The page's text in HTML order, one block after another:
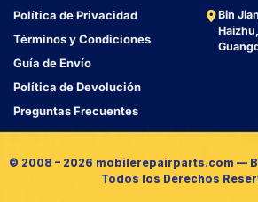
Política de Privacidad
Términos y Condiciones
Guía de Envío
Política de Devolución
Preguntas Frecuentes
Bin
© 2008 – 2026 mobilerepairparts.com —
Todos los Derechos